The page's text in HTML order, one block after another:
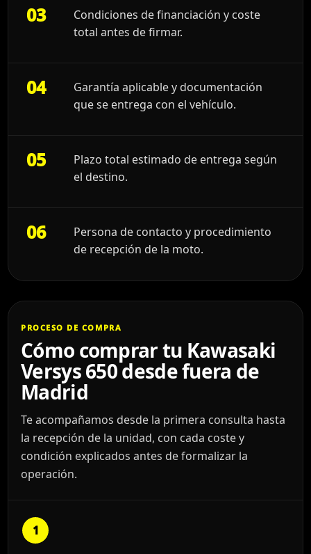
03
Condiciones de financiación y coste
total antes de firmar.
04
Garantía aplicable y documentación
que se entrega con el vehículo.
05
Plazo total estimado de entrega según
el destino.
06
Persona de contacto y procedimiento
de recepción de la moto.
PROCESO DE COMPRA
Cómo comprar tu Kawasaki
Versys 650 desde fuera de
Madrid
Te acompañamos desde la primera consulta hasta
la recepción de la unidad, con cada coste y
condición explicados antes de formalizar la
operación.
1